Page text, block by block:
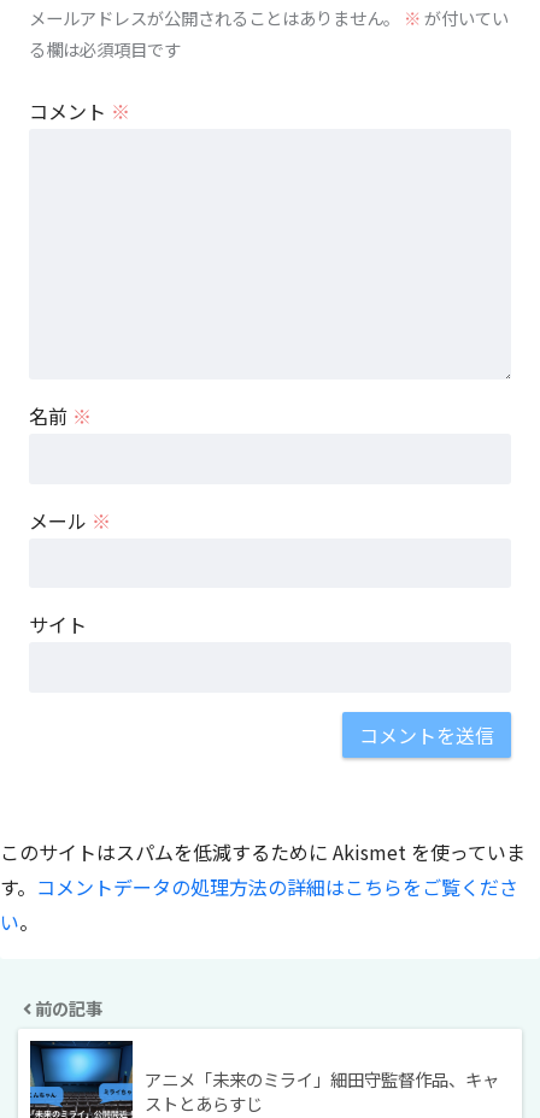
メールアドレスが公開されることはありません。 ※が付いてい
る欄は必須項目です
コメント ※
名前 ※
メール ※
サイト
このサイトはスパムを低減するために Akismet を使っていま
す。 コメントデータの処理方法の詳細はこちらをご覧くださ
い。
前の記事
アニメ「未来のミライ」細田守監督作品、キャ
ストとあらすじ